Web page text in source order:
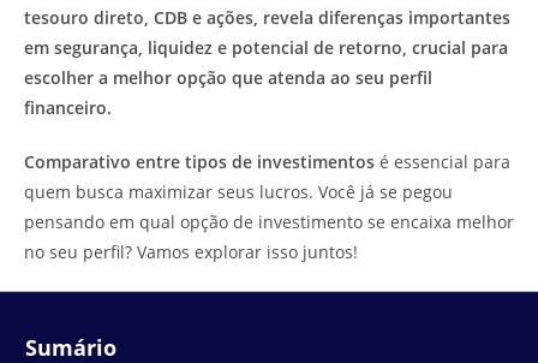
tesouro direto, CDB e ações, revela diferenças importantes
em segurança, liquidez e potencial de retorno, crucial para
escolher a melhor opção que atenda ao seu perfil
financeiro.
Comparativo entre tipos de investimentos é essencial para
quem busca maximizar seus lucros. Você já se pegou
pensando em qual opção de investimento se encaixa melhor
no seu perfil? Vamos explorar isso juntos!
Sumário